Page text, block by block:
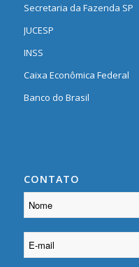
Secretaria da Fazenda SP
JUCESP
INSS
Caixa Econômica Federal
Banco do Brasil
CONTATO